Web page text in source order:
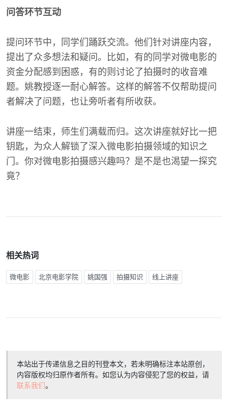
问答环节互动
提问环节中，同学们踊跃交流。他们针对讲座内容，
提出了众多想法和疑问。比如，有的同学对微电影的
资金分配感到困惑，有的则讨论了拍摄时的收音难
题。姚教授逐一耐心解答。这样的解答不仅帮助提问
者解决了问题，也让旁听者有所收获。
讲座一结束，师生们满载而归。这次讲座就好比一把
钥匙，为众人解锁了深入微电影拍摄领域的知识之
门。你对微电影拍摄感兴趣吗？是不是也渴望一探究
竟？
相关热词
微电影 北京电影学院 姚国强 拍摄知识 线上讲座
本站出于传递信息之目的刊登本文，若未明确标注本站原创，
内容版权均归原作者所有。如您认为内容侵犯了您的权益，请
联系我们。